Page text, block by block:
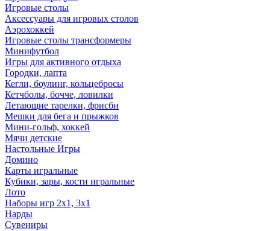
Игровые столы
Аксессуары для игровых столов
Аэрохоккей
Игровые столы трансформеры
Минифутбол
Игры для активного отдыха
Городки, лапта
Кегли, боулинг, кольцебросы
Кетчболы, бочче, ловилки
Летающие тарелки, фрисби
Мешки для бега и прыжков
Мини-гольф, хоккей
Мячи детские
Настольные Игры
Домино
Карты игральные
Кубики, зары, кости игральные
Лото
Наборы игр 2х1, 3х1
Нарды
Сувениры